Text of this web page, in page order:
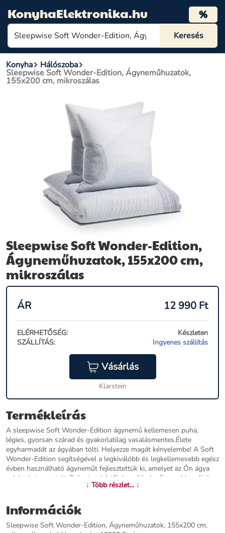
KonyhaElektronika.hu %
Konyha Hálószoba
Sleepwise Soft Wonder-Edition, Ágyneműhuzatok,
155x200 cm, mikroszálas
Sleepwise Soft Wonder-Edition,
Ágyneműhuzatok, 155x200 cm,
mikroszálas
ÁR 12 990 Ft
ELÉRHETŐSÉG:
Készleten
SZÁLLÍTÁS:
Ingyenes szállítás
Vásárlás
Klarstein
Termékleírás
A sleepwise Soft Wonder-Edition ágynemű kellemesen puha,
légies, gyorsan szárad és gyakorlatilag vasalásmentes.Élete
egyharmadát az ágyában tölti. Helyezze magát kényelembe! A Soft
Wonder-Edition segítségével a legkiválóbb és legkellemesebb egész
évben használható ágyneműt fejlesztettük ki, amelyet az Ön ágya
valaha is tapasztalt. Szövetszakértőink a világ legfinomabb szálait
választották ki, amelyek kivételesen puha tapintásúak: a szuper
szövetet lehet szőni, amelynek kivételes tulajdonságai még a
textilszakértőket is meglepik. A rendkívül magas szálsűrűségnek
köszönhetően a szövet még puhább és légáteresztőbb, mint a luxus
↓ Több részlet... ↓
Információk
Sleepwise Soft Wonder-Edition, Ágyneműhuzatok, 155x200 cm,